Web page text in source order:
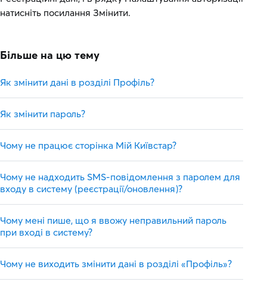
натисніть посилання Змінити.
Більше на цю тему
Як змінити дані в розділі Профіль?
Як змінити пароль?
Чому не працює сторінка Мій Київстар?
Чому не надходить SMS-повідомлення з паролем для
входу в систему (реєстрації/оновлення)?
Чому мені пише, що я ввожу неправильний пароль
при вході в систему?
Чому не виходить змінити дані в розділі «Профіль»?